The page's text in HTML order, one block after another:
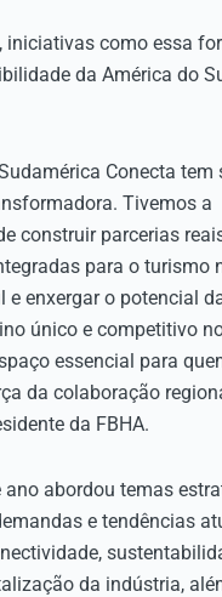
iniciativas como essa
da América do
Conecta tem
Tivemos a
construir parcerias
para o turismo
e enxergar o potencial
único e competitivo
essencial para
da colaboração
da FBHA.
ano abordou temas
e tendências
da indústria,